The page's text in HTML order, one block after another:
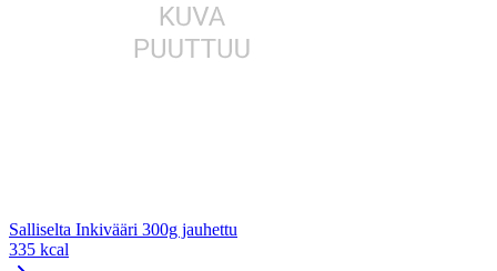
Salliselta Inkivääri 300g jauhettu
335 kcal